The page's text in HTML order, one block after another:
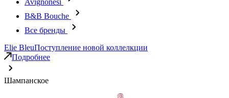
Avignonesi
B&B Bouche
Все бренды
Elie BleuПоступление новой коллелкции
Подробнее
Шампанское